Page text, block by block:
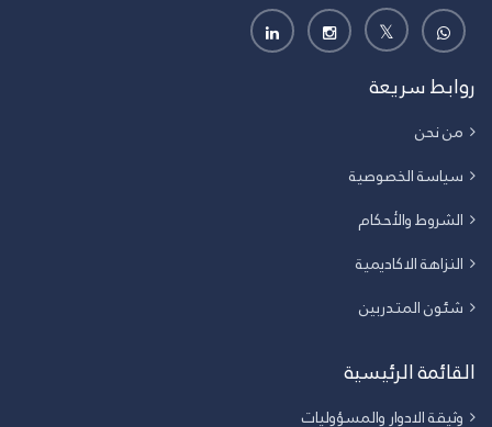
روابط سريعة
من نحن
سياسة الخصوصية
الشروط والأحكام
النزاهة الاكاديمية
شئون المتدربين
القائمة الرئيسية
وثيقة الادوار والمسؤوليات